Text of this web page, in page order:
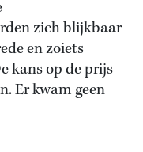
zich blijkbaar
en zoiets
kans op de prijs
Er kwam geen